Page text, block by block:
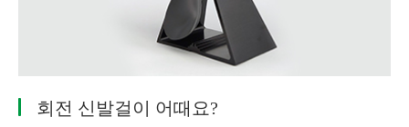
회전 신발걸이 어때요?